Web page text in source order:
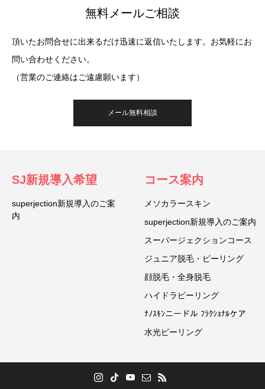
無料メールご相談
頂いたお問合せに出来るだけ迅速に返信いたします。お気軽にお
問い合わせください。
（営業のご連絡はご遠慮願います）
メール無料相談
SJ新規導入希望
superjection新規導入のご案
内
コース案内
メソカラースキン
superjection新規導入のご案内
スーパージェクションコース
ジュニア脱毛・ピーリング
顔脱毛・全身脱毛
ハイドラピーリング
ﾅﾉｽｷﾝニードル ﾌﾗｸｼｮﾅﾙケア
水光ピーリング